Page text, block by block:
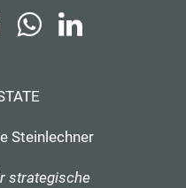
Steinlechner
strategische